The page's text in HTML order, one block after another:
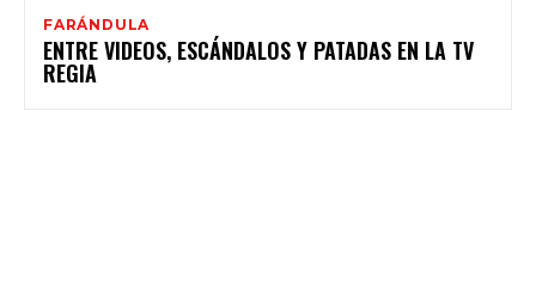
FARÁNDULA
ENTRE VIDEOS, ESCÁNDALOS Y PATADAS EN LA TV
REGIA